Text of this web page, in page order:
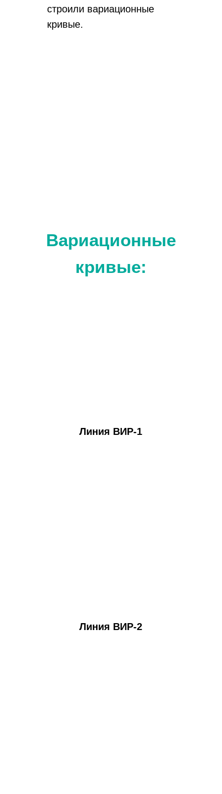
Вариационные
кривые:
строили вариационные
кривые.
Линия ВИР-1
Линия ВИР-2